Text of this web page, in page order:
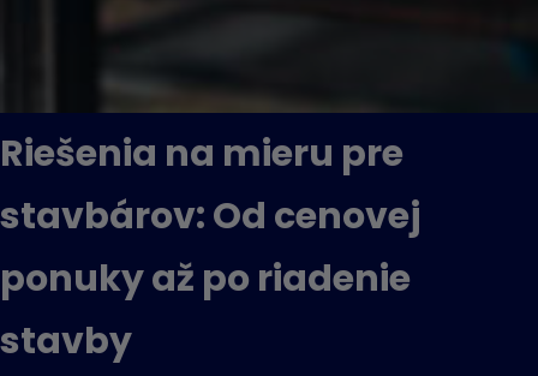
Riešenia na mieru pre
stavbárov: Od cenovej
ponuky až po riadenie
stavby